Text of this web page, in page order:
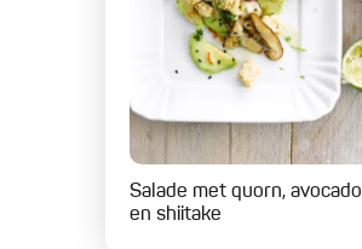
Salade met quorn, avocado
en shiitake